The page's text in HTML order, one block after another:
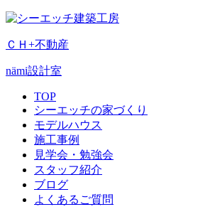
ＣＨ+不動産
nämi設計室
TOP
シーエッチの家づくり
モデルハウス
施工事例
見学会・勉強会
スタッフ紹介
ブログ
よくあるご質問